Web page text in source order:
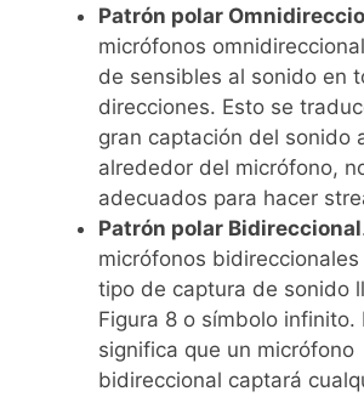
Patrón polar
micrófonos
de sensibles al sonido en
direcciones. Esto se
gran captación del sonido
alrededor del micrófono,
adecuados para hacer
Patrón polar Bidireccional
micrófonos
tipo de captura de sonido
Figura 8 o símbolo infinito.
significa que un micrófono
bidireccional captará